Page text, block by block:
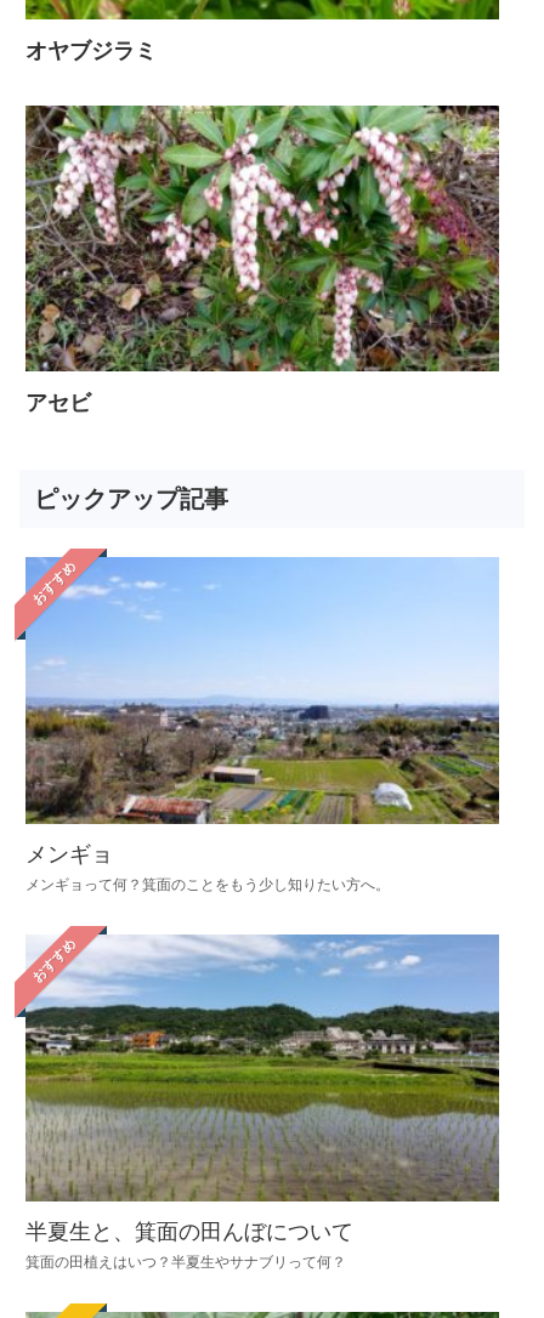
オヤブジラミ
アセビ
ピックアップ記事
おすすめ
メンギョ
メンギョって何？箕面のことをもう少し知りたい方へ。
おすすめ
半夏生と、箕面の田んぼについて
箕面の田植えはいつ？半夏生やサナブリって何？